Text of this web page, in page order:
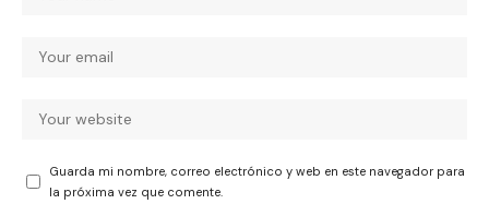
Guarda mi nombre, correo electrónico y web en este navegador para
la próxima vez que comente.